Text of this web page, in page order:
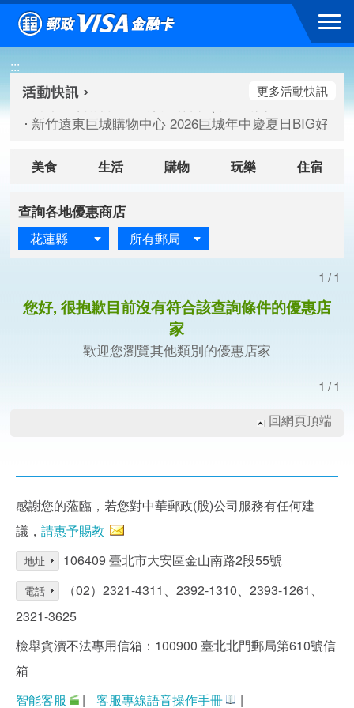
跳到主要內容區塊
:::
高雄大樂購物中心 刷卡郵好禮(活動期間：115/08/07-
臺北三創生活 有點東西第2波 刷卡郵好禮(活動期間：
高雄大樂購物中心 刷卡郵好禮(活動期間：115/08/07-
新竹遠東巨城購物中心 2026巨城年中慶夏日BIG好刷(
更多活動快訊
美食 生活 購物 玩樂 住宿
查詢各地優惠商店
花蓮縣 所有郵局
1/1
您好, 很抱歉目前沒有符合該查詢條件的優惠店
家
歡迎您瀏覽其他類別的優惠店家
1/1
回網頁頂端
感謝您的蒞臨，若您對中華郵政(股)公司服務有任何建
議， 請惠予賜教
地址 106409 臺北市大安區金山南路2段55號
電話
（02）2321-4311、2392-1310、2393-1261、
2321-3625
檢舉貪瀆不法專用信箱：100900 臺北北門郵局第610號信
箱
智能客服
| 客服專線語音操作手冊 |